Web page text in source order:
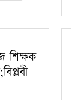
শিক্ষক